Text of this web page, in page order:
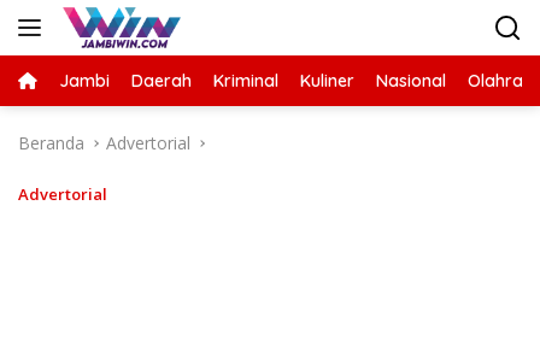
Langsung
Jambi Daerah Kriminal Kuliner Nasional
Beranda Advertorial
Advertorial